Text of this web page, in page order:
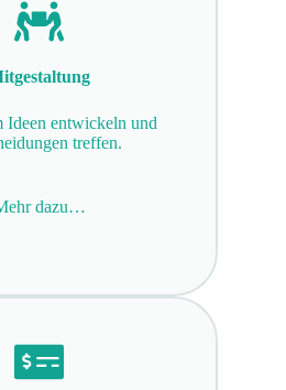
Ideen entwickeln und
treffen.
dazu…